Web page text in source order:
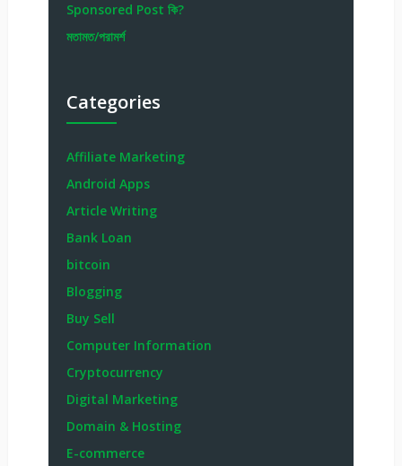
Sponsored Post কি?
মতামত/পরামর্শ
Categories
Affiliate Marketing
Android Apps
Article Writing
Bank Loan
bitcoin
Blogging
Buy Sell
Computer Information
Cryptocurrency
Digital Marketing
Domain & Hosting
E-commerce